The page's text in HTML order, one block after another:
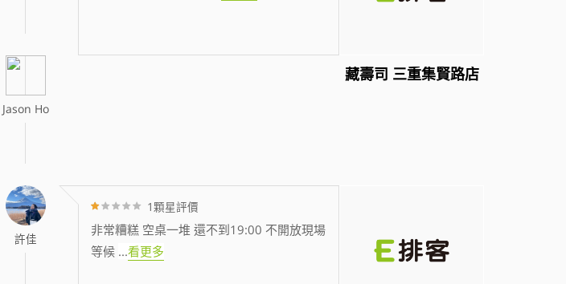
藏壽司 三重集賢路店
Jason Ho
許佳
1顆星評價
非常糟糕 空桌一堆 還不到19:00 不開放現場
等候 ...看更多